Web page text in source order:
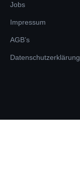
Jobs
Impressum
AGB’s
Datenschutzerklärung